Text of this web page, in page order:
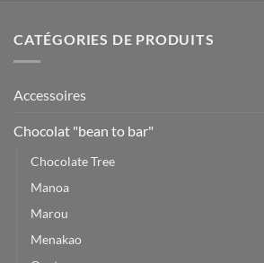
CATÉGORIES DE PRODUITS
Accessoires
Chocolat "bean to bar"
Chocolate Tree
Manoa
Marou
Menakao